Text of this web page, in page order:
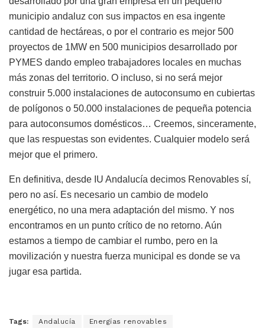
municipio andaluz con sus impactos en esa ingente
cantidad de hectáreas, o por el contrario es mejor 500
proyectos de 1MW en 500 municipios desarrollado por
PYMES dando empleo trabajadores locales en muchas
más zonas del territorio. O incluso, si no será mejor
construir 5.000 instalaciones de autoconsumo en cubiertas
de polígonos o 50.000 instalaciones de pequeña potencia
para autoconsumos domésticos… Creemos, sinceramente,
que las respuestas son evidentes. Cualquier modelo será
mejor que el primero.
En definitiva, desde IU Andalucía decimos Renovables sí,
pero no así. Es necesario un cambio de modelo
energético, no una mera adaptación del mismo. Y nos
encontramos en un punto crítico de no retorno. Aún
estamos a tiempo de cambiar el rumbo, pero en la
movilización y nuestra fuerza municipal es donde se va
jugar esa partida.
Tags: Andalucía Energías renovables